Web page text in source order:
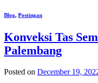
Blog, Postingan
Konveksi Tas
Palembang
Posted on December 19,